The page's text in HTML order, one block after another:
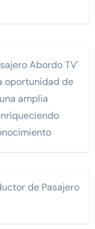
Abordo TV'
oportunidad de
amplia
de Pasajero